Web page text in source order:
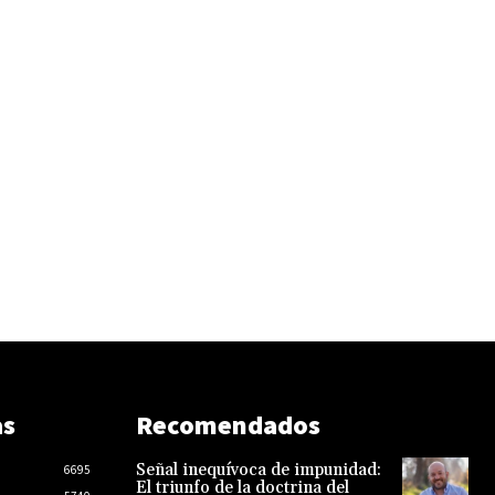
6695
Recomendados
Señal inequívoca de impunidad:
El triunfo de la doctrina del